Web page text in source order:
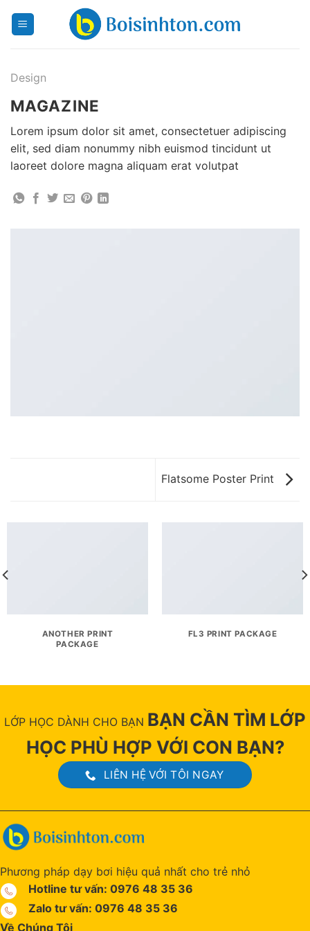
Design
MAGAZINE
Lorem ipsum dolor sit amet, consectetuer adipiscing
elit, sed diam nonummy nibh euismod tincidunt ut
laoreet dolore magna aliquam erat volutpat
Flatsome Poster Print
ANOTHER PRINT
PACKAGE
FL3 PRINT PACKAGE
LỚP HỌC DÀNH CHO BẠN BẠN CẦN TÌM LỚP
HỌC PHÙ HỢP VỚI CON BẠN?
LIÊN HỆ VỚI TÔI NGAY
Phương pháp dạy bơi hiệu quả nhất cho trẻ nhỏ
Hotline tư vấn: 0976 48 35 36
Zalo tư vấn: 0976 48 35 36
Về Chúng Tôi